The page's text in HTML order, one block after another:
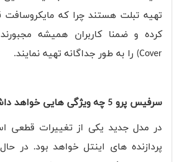
تهیه تبلت هستند چرا که
کرده و ضمنا کاربران همیشه
Cover) را به طور جداگانه تهیه نمایند.
سرفیس پرو 5 چه ویژگی هایی خواهد داشت؟
در مدل جدید یکی از تغییرات قطعی
پردازنده های اینتل خواهد بود. در